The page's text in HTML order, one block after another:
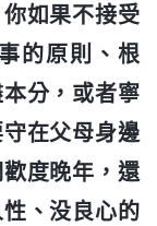
如果不接受
的原則、根
分，或者寧
在父母身邊
度晚年，還
、没良心的